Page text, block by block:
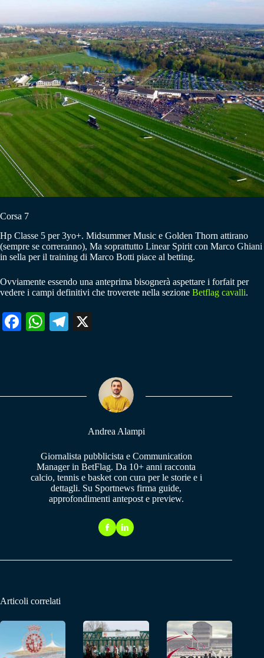
Corsa 7
Hp Classe 5 per 3yo+. Midsummer Music e Golden Thorn attirano
(sempre se correranno), Ma soprattutto Linear Spirit con Marco Ghiani
in sella per il training di Marco Botti piace al betting.
Ovviamente essendo una anteprima bisognerà aspettare i forfait per
vedere i campi definitivi che troverete nella sezione Betflag cavalli.
Fa W
pp
Te
m
Andrea Alampi
Giornalista pubblicista e Communication
Manager in BetFlag. Da 10+ anni racconta
calcio, tennis e basket con cura per le storie e i
dettagli. Su Sportnews firma guide,
approfondimenti antepost e preview.
Articoli correlati